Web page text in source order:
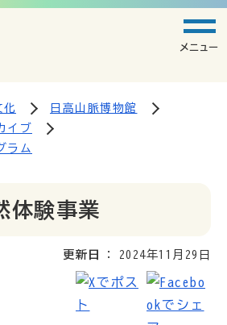
メニュー
化
日高山脈博物館
イブ
ラム
体験事業
更新日 2024年11月29日